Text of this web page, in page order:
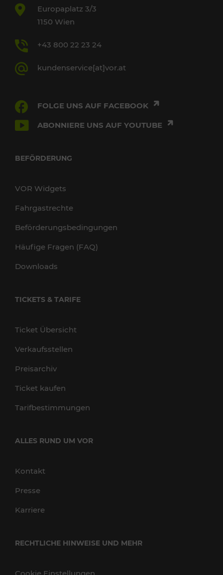
Europaplatz 3/3
1150 Wien
+43 800 22 23 24
kundenservice[at]vor.at
FOLGE UNS AUF FACEBOOK
ABONNIERE UNS AUF YOUTUBE
BEFÖRDERUNG
VOR Widgets
Fahrgastrechte
Beförderungsbedingungen
Häufige Fragen (FAQ)
Downloads
TICKETS & TARIFE
Ticket Übersicht
Verkaufsstellen
Preisarchiv
Ticket kaufen
Tarifbestimmungen
ALLES RUND UM VOR
Kontakt
Presse
Karriere
RECHTLICHE HINWEISE UND MEHR